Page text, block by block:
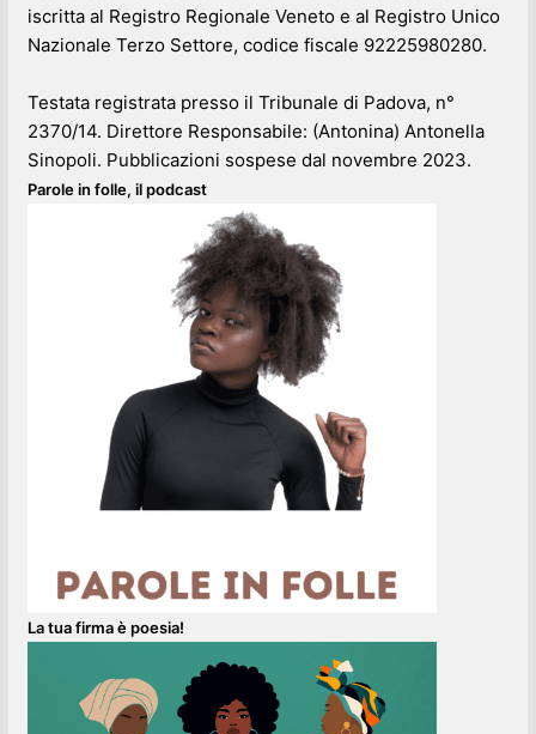
iscritta al Registro Regionale Veneto e al Registro Unico
Nazionale Terzo Settore, codice fiscale 92225980280.
Testata registrata presso il Tribunale di Padova, n°
2370/14. Direttore Responsabile: (Antonina) Antonella
Sinopoli. Pubblicazioni sospese dal novembre 2023.
Parole in folle, il podcast
La tua firma è poesia!